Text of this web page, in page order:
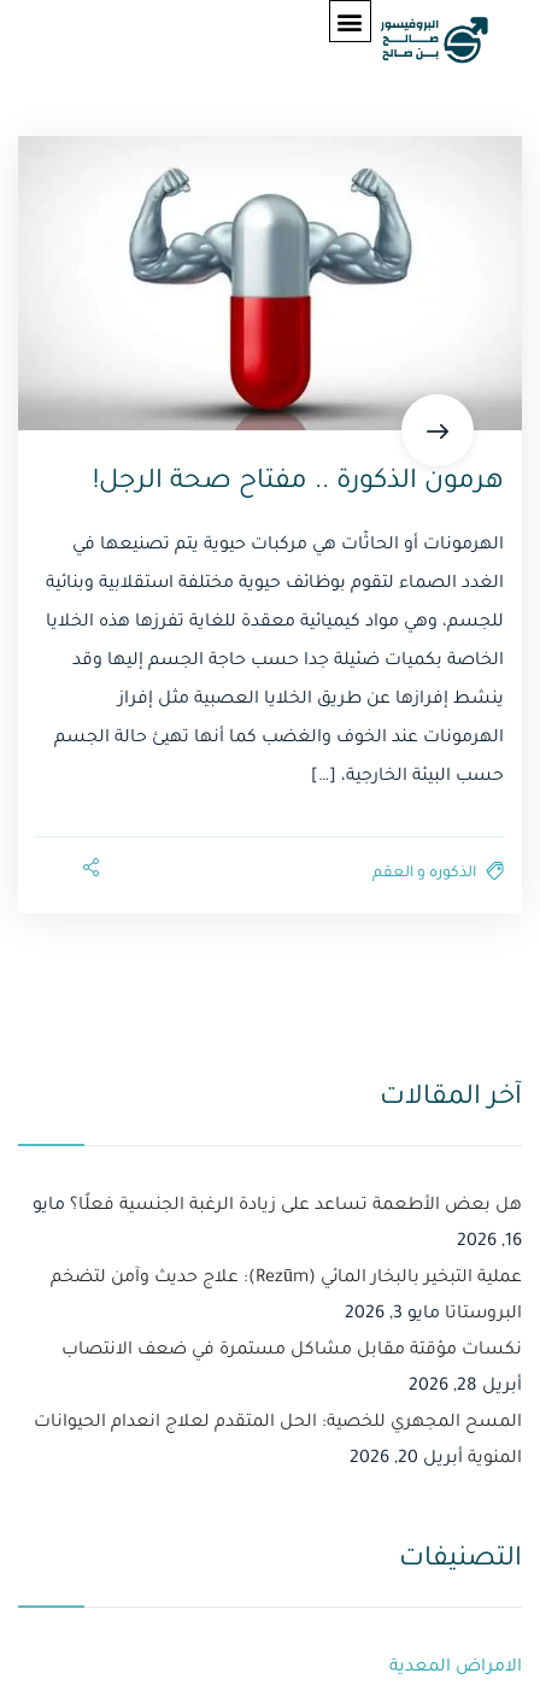
هرمون الذكورة .. مفتاح صحة الرجل!
الهرمونات أو الحاثّات هي مركبات حيوية يتم تصنيعها في
الغدد الصماء لتقوم بوظائف حيوية مختلفة استقلابية وبنائية
للجسم، وهي مواد كيميائية معقدة للغاية تفرزها هذه الخلايا
الخاصة بكميات ضئيلة جدا حسب حاجة الجسم إليها وقد
ينشط إفرازها عن طريق الخلايا العصبية مثل إفراز
الهرمونات عند الخوف والغضب كما أنها تهيئ حالة الجسم
حسب البيئة الخارجية، […]
الذكوره و العقم⁩
آخر المقالات
هل بعض الأطعمة تساعد على زيادة الرغبة الجنسية فعلًا؟ مايو
16, 2026
عملية التبخير بالبخار المائي (Rezūm): علاج حديث وآمن لتضخم
البروستاتا مايو 3, 2026
نكسات مؤقتة مقابل مشاكل مستمرة في ضعف الانتصاب
أبريل 28, 2026
المسح المجهري للخصية: الحل المتقدم لعلاج انعدام الحيوانات
المنوية أبريل 20, 2026
التصنيفات
الامراض المعدية